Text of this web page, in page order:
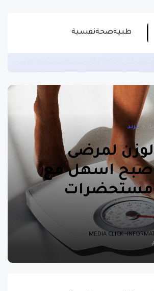
طبيةصحةنفسية
ترند
لمرضى
اسهل مع
مستحضرات
MEDIA CLICK -